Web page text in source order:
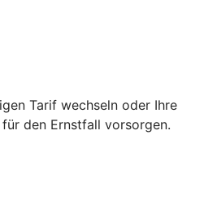
Tarif wechseln oder Ihre
den Ernstfall vorsorgen.